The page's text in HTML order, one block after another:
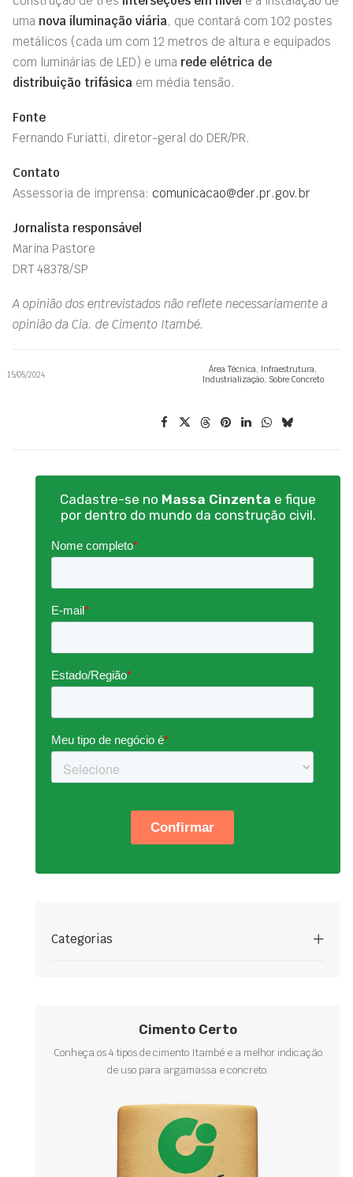
uma nova iluminação viária, que contará com 102 postes
metálicos (cada um com 12 metros de altura e equipados
com luminárias de LED) e uma rede elétrica de
distribuição trifásica em média tensão.
Fonte
Fernando Furiatti, diretor-geral do DER/PR.
Contato
Assessoria de imprensa: comunicacao@der.pr.gov.br
Jornalista responsável
Marina Pastore
DRT 48378/SP
A opinião dos entrevistados não reflete necessariamente a
opinião da Cia. de Cimento Itambé.
15/05/2024 Área Técnica, Infraestrutura,
Industrialização, Sobre Concreto
Cadastre-se no Massa Cinzenta e fique
por dentro do mundo da construção civil.
Categorias
Cimento Certo
Conheça os 4 tipos de cimento Itambé e a melhor indicação
de uso para argamassa e concreto.